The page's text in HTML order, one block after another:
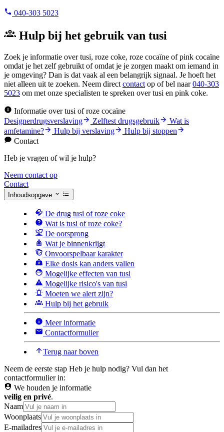
040-303 5023
Hulp bij het gebruik van tusi
Zoek je informatie over tusi, roze coke, roze cocaïne of pink cocaïne
omdat je het zelf gebruikt of omdat je je zorgen maakt om iemand in
je omgeving? Dan is dat vaak al een belangrijk signaal. Je hoeft het
niet alleen uit te zoeken. Neem direct contact op of bel naar040-303
5023 om met onze specialisten te spreken over tusi en pink coke.
Informatie over tusi of roze cocaïne
Designerdrugsverslaving
Zelftest drugsgebruik
Wat is
amfetamine?
Hulp bij verslaving
Hulp bij stoppen
Contact
Heb je vragen of wil je hulp?
Neem contact op
Contact
Inhoudsopgave
De drug tusi of roze coke
Wat is tusi of roze coke?
De oorsprong
Wat je binnenkrijgt
Onvoorspelbaar karakter
Elke dosis kan anders vallen
Mogelijke effecten van tusi
Mogelijke risico's van tusi
Moeten we alert zijn?
Hulp bij het gebruik
Meer informatie
Contactformulier
Terug naar boven
Neem de eerste stap Heb je hulp nodig? Vul dan het
contactformulier in:
We houden je informatie
veilig en privé.
Naam
Woonplaats
E-mailadres